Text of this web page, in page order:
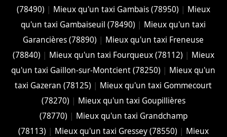
(78490) | Mieux qu'un taxi Gambais (78950) | Mieux
qu'un taxi Gambaiseuil (78490) | Mieux qu'un taxi
Garancières (78890) | Mieux qu'un taxi Freneuse
(78840) | Mieux qu'un taxi Fourqueux (78112) | Mieux
qu'un taxi Gaillon-sur-Montcient (78250) | Mieux qu'un
taxi Gazeran (78125) | Mieux qu'un taxi Gommecourt
(78270) | Mieux qu'un taxi Goupillières
(78770) | Mieux qu'un taxi Grandchamp
(78113) | Mieux qu'un taxi Gressey (78550) | Mieux